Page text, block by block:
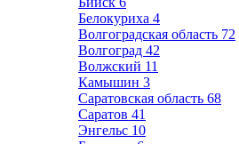
Белокуриха 4
Волгоградская область 72
Волгоград 42
Волжский 11
Камышин 3
Саратовская область 68
Саратов 41
Энгельс 10